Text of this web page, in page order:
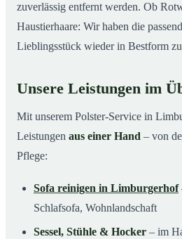
zuverlässig entfernt werden. Ob
Haustierhaare: Wir haben die
Lieblingsstück wieder in Bestform
Unsere Leistungen im
Mit unserem Polster-Service in
Leistungen aus einer Hand – von
Pflege:
Sofa reinigen in Limburgerhof
Schlafsofa, Wohnlandschaft
Sessel, Stühle & Hocker – im